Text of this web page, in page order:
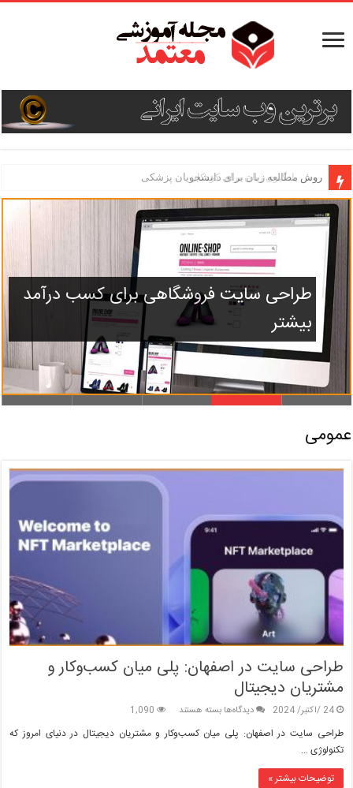
روش یادگیری زبان برای کودکان
طراحی سایت فروشگاهی برای کسب درآمد
بیشتر
عمومی
طراحی سایت در اصفهان: پلی میان کسب‌وکار و
مشتریان دیجیتال
24 /اکتبر/ 2024 دیدگاه‌هابرای
سایت
بسته هستند 1,090
طراحی سایت در اصفهان: پلی میان کسب‌وکار و مشتریان دیجیتال در دنیای امروز که
تکنولوژی …
توضیحات بیشتر »